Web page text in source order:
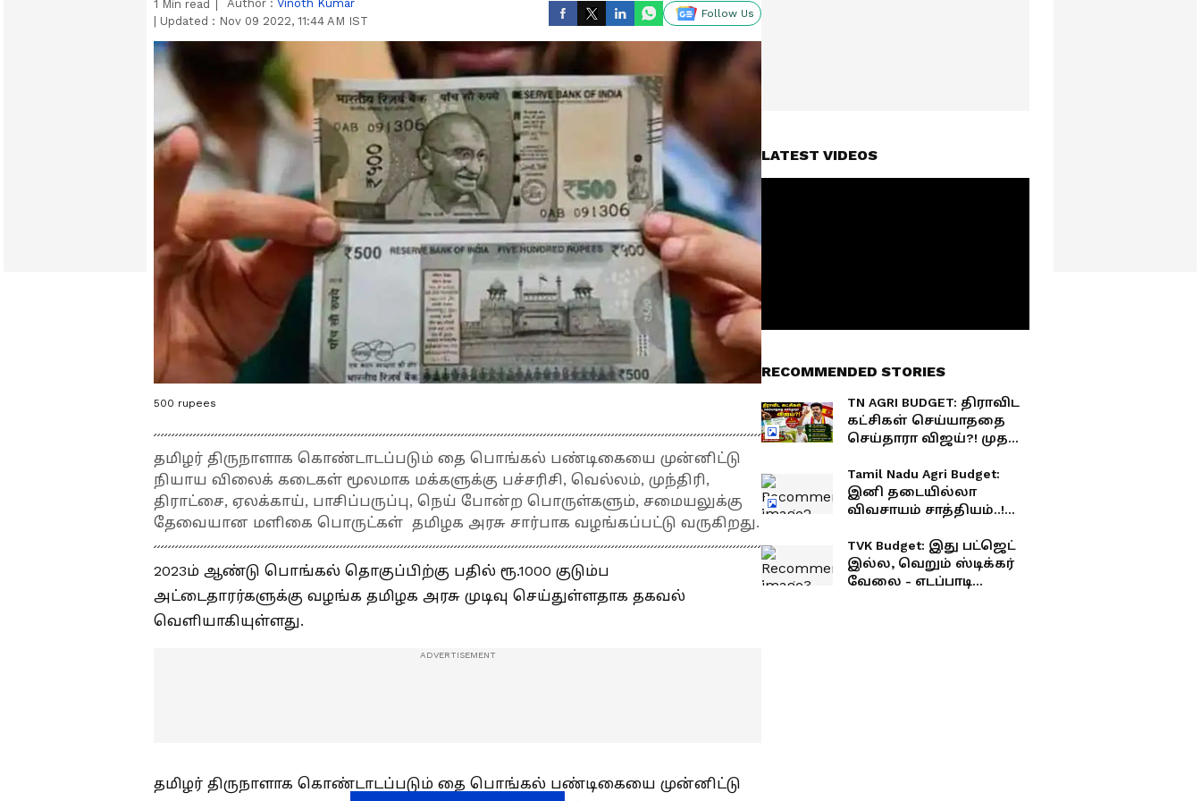
1 Min read Author : Vinoth Kumar
Updated : Nov 09 2022, 11:44 AM IST
Follow Us
500 rupees
தமிழர் திருநாளாக கொண்டாடப்படும் தை பொங்கல் பண்டிகையை முன்னிட்டு
நியாய விலைக் கடைகள் மூலமாக மக்களுக்கு பச்சரிசி, வெல்லம், முந்திரி,
திராட்சை, ஏலக்காய், பாசிப்பருப்பு, நெய் போன்ற பொருள்களும், சமையலுக்கு
தேவையான மளிகை பொருட்கள் தமிழக அரசு சார்பாக வழங்கப்பட்டு வருகிறது.
2023ம் ஆண்டு பொங்கல் தொகுப்பிற்கு பதில் ரூ.1000 குடும்ப
அட்டைதாரர்களுக்கு வழங்க தமிழக அரசு முடிவு செய்துள்ளதாக தகவல்
வெளியாகியுள்ளது.
தமிழர் திருநாளாக கொண்டாடப்படும் தை பொங்கல் பண்டிகையை முன்னிட்டு
LATEST VIDEOS
RECOMMENDED STORIES
TN AGRI BUDGET: திராவிட
கட்சிகள் செய்யாததை
செய்தாரா விஜய்?! முதல்
முக்கிய அம்சங்கள்..!
Tamil Nadu Agri Budget:
இனி தடையில்லா
விவசாயம் சாத்தியம்..!
ரூ.7,432 கோடி ஒதுக்கீடு..!
TVK Budget: இது பட்ஜெட்
இல்ல, வெறும் ஸ்டிக்கர்
வேலை - எடப்பாடி